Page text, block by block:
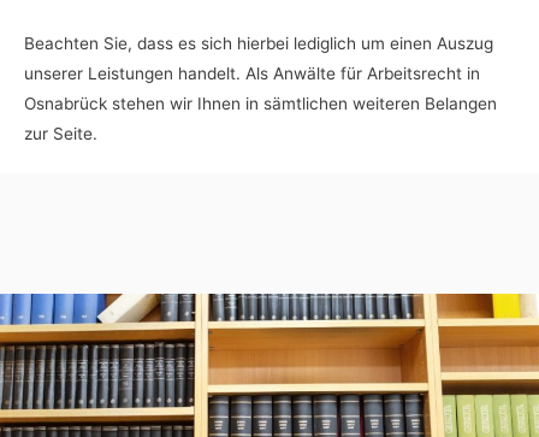
Beachten Sie, dass es sich hierbei lediglich um einen Auszug
unserer Leistungen handelt. Als Anwälte für Arbeitsrecht in
Osnabrück stehen wir Ihnen in sämtlichen weiteren Belangen
zur Seite.